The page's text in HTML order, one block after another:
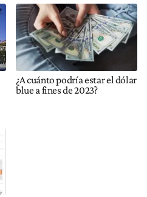
¿A cuánto podría estar el dólar
blue a fines de 2023?